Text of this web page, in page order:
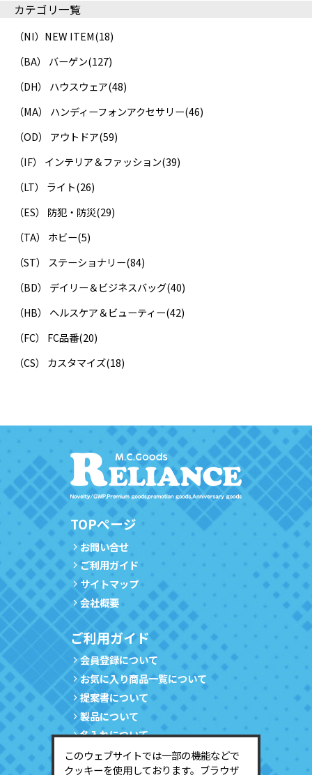
カテゴリ一覧
（NI）NEW ITEM(18)
（BA） バーゲン(127)
（DH） ハウスウェア(48)
（MA） ハンディーフォンアクセサリー(46)
（OD） アウトドア(59)
（IF） インテリア＆ファッション(39)
（LT） ライト(26)
（ES） 防犯・防災(29)
（TA） ホビー(5)
（ST） ステーショナリー(84)
（BD） デイリー＆ビジネスバッグ(40)
（HB） ヘルスケア＆ビューティー(42)
（FC） FC品番(20)
（CS） カスタマイズ(18)
TOPページ
お問い合せ
ご利用ガイド
サイトマップ
会社概要
ご利用ガイド
会員登録について
お気に入り商品一覧について
提案書について
製品について
名入れについて
サンプルについて
会員情報の確認・変更について
このウェブサイトでは一部の機能などで
クッキーを使用しております。ブラウザ